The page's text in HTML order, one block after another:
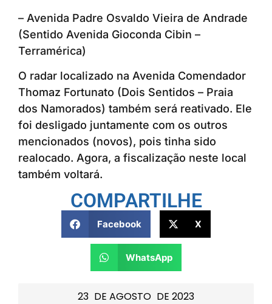
23 DE AGOSTO DE 2023
– Avenida Padre Osvaldo Vieira de Andrade
(Sentido Avenida Gioconda Cibin –
Terramérica)
O radar localizado na Avenida Comendador
Thomaz Fortunato (Dois Sentidos – Praia
dos Namorados) também será reativado. Ele
foi desligado juntamente com os outros
mencionados (novos), pois tinha sido
realocado. Agora, a fiscalização neste local
também voltará.
COMPARTILHE
Facebook X
WhatsApp